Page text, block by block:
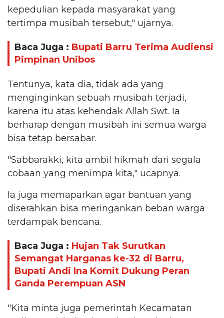
kepedulian kepada masyarakat yang
tertimpa musibah tersebut," ujarnya.
Baca Juga : Bupati Barru Terima Audiensi
Pimpinan Unibos
Tentunya, kata dia, tidak ada yang
menginginkan sebuah musibah terjadi,
karena itu atas kehendak Allah Swt. Ia
berharap dengan musibah ini semua warga
bisa tetap bersabar.
"Sabbarakki, kita ambil hikmah dari segala
cobaan yang menimpa kita," ucapnya.
Ia juga memaparkan agar bantuan yang
diserahkan bisa meringankan beban warga
terdampak bencana.
Baca Juga : Hujan Tak Surutkan
Semangat Harganas ke-32 di Barru,
Bupati Andi Ina Komit Dukung Peran
Ganda Perempuan ASN
"Kita minta juga pemerintah Kecamatan